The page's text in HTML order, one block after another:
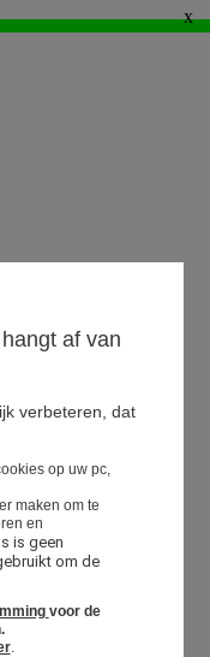
artikelen > Ik geniat ervan !
x
af van
verbeteren, dat
op uw pc,
maken om te
en
is geen
om de
voor de
.